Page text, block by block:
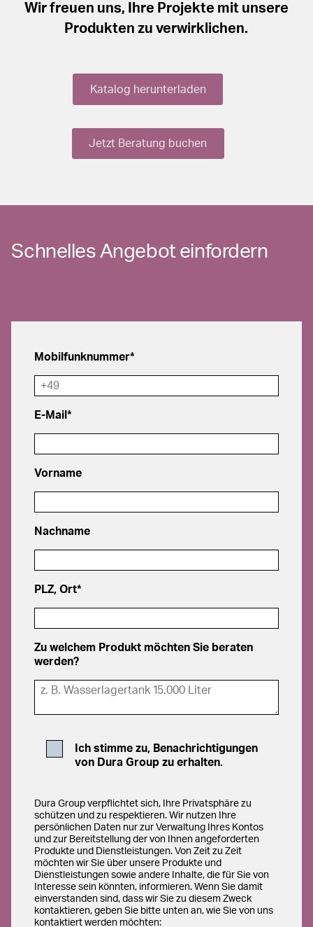
Wir freuen uns, Ihre Projekte mit unsere
Produkten zu verwirklichen.
Katalog herunterladen
Jetzt Beratung buchen
Schnelles Angebot einfordern
Mobilfunknummer*
E-Mail*
Vorname
Nachname
PLZ, Ort*
Zu welchem Produkt möchten Sie beraten
werden?
Ich stimme zu, Benachrichtigungen
von Dura Group zu erhalten.
Dura Group verpflichtet sich, Ihre Privatsphäre zu
schützen und zu respektieren. Wir nutzen Ihre
persönlichen Daten nur zur Verwaltung Ihres Kontos
und zur Bereitstellung der von Ihnen angeforderten
Produkte und Dienstleistungen. Von Zeit zu Zeit
möchten wir Sie über unsere Produkte und
Dienstleistungen sowie andere Inhalte, die für Sie von
Interesse sein könnten, informieren. Wenn Sie damit
einverstanden sind, dass wir Sie zu diesem Zweck
kontaktieren, geben Sie bitte unten an, wie Sie von uns
kontaktiert werden möchten: